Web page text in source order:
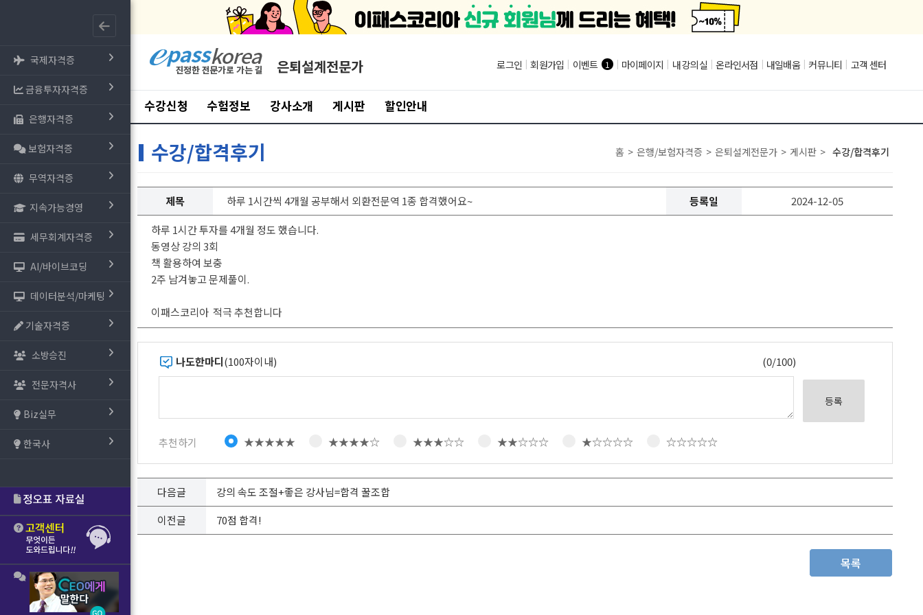
국제자격증
금융투자자격증
은행자격증
보험자격증
무역자격증
지속가능경영
세무회계자격증
AI/바이브코딩
데이터분석/마케팅
기술자격증
소방승진
전문자격사
Biz실무
한국사
은퇴설계전문가 로그인 | 회원가입 | 이벤트 1 | 마이페이지 | 내 강의실 | 온라인서점 | 내일배움 | 커뮤니티 | 고객 센터
수강신청 수험정보 강사소개 게시판 할인안내
수강/합격후기 홈 > 은행/보험자격증 > 은퇴설계전문가 > 게시판 > 수강/합격후기
제목 하루 1시간씩 4개월 공부해서 외환전문역 1종 합격했어요~ 등록일
2024-12-05
하루 1시간 투자를 4개월 정도 했습니다.
동영상 강의 3회
책 활용하여 보충
2주 남겨놓고 문제풀이.
이패스코리아 적극 추천합니다
나도한마디(100자이내) (0/100)
등록
추천하기 ★★★★★ ★★★★☆ ★★★☆☆ ★★☆☆☆ ★☆☆☆☆ ☆☆☆☆☆
다음글
강의 속도 조절+좋은 강사님=합격 꿀조합
이전글
70점 합격!
목록